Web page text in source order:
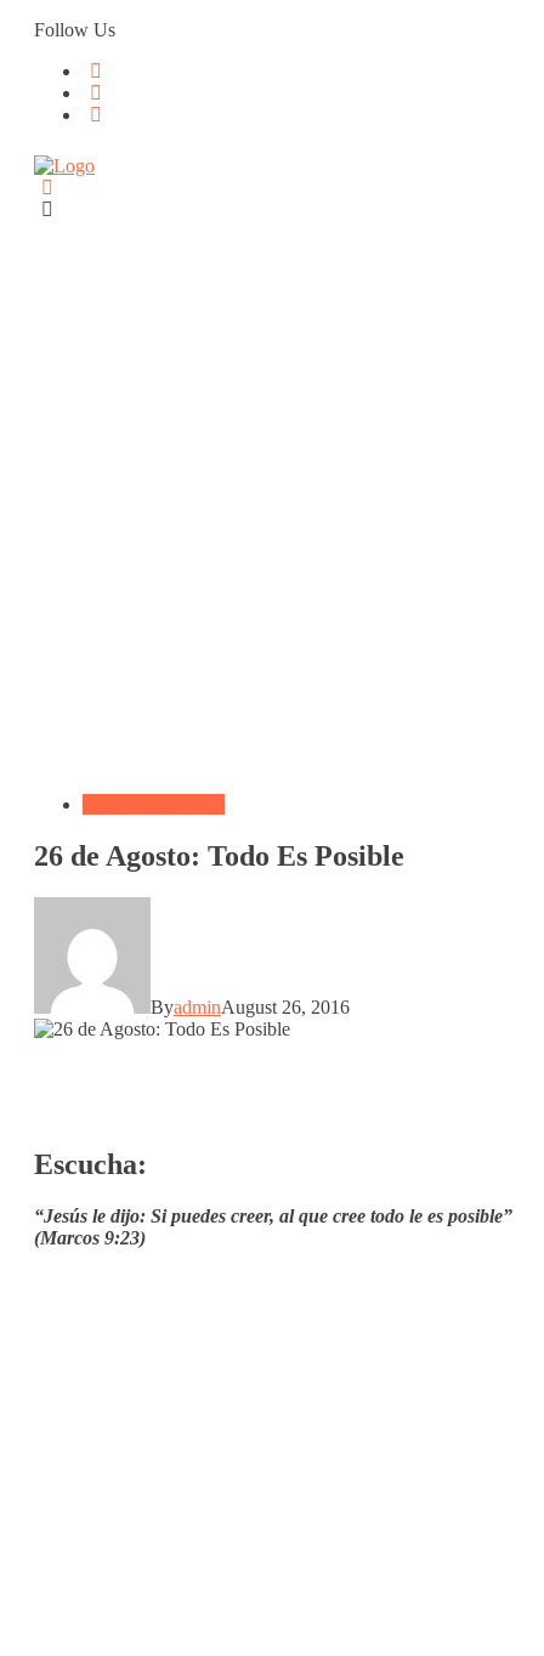
Skip
Follow Us
26 de Agosto: Todo Es Posible
ByadminAugust 26, 2016
Escucha:
“Jesús le dijo: Si puedes creer, al que cree todo le es posible”
(Marcos 9:23)